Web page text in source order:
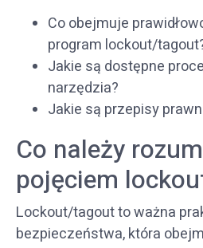
Co obejmuje
program lockout/
Jakie są dostępne
narzędzia?
Jakie są przepisy
Co należy
pojęciem
Lockout/tagout to ważna
bezpieczeństwa, która